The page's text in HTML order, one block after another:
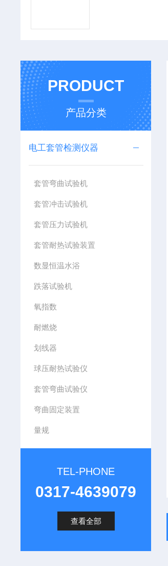
PRODUCT
产品分类
电工套管检测仪器
套管弯曲试验机
套管冲击试验机
套管压力试验机
套管耐热试验装置
数显恒温水浴
跌落试验机
氧指数
耐燃烧
划线器
球压耐热试验仪
套管弯曲试验仪
弯曲固定装置
量规
TEL-PHONE
0317-4639079
查看全部